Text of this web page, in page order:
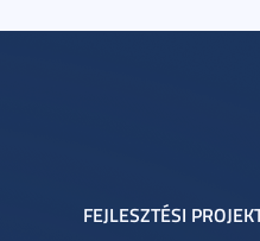
FEJLESZTÉSI